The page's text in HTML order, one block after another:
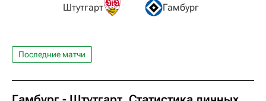
Штутгарт
Гамбург
Последние матчи